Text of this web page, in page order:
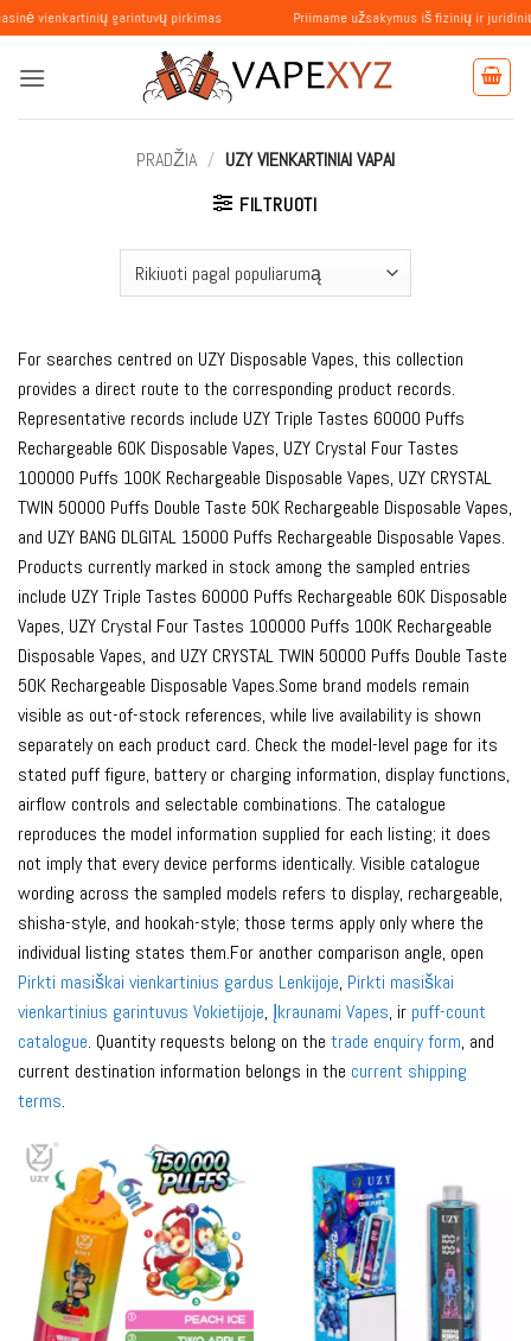
Skip
to
content
garintuvų pirkimas Priimame užsakymus iš fizinių ir juridinių
PRADŽIA / UZY VIENKARTINIAI VAPAI
FILTRUOTI
For searches centred on UZY Disposable Vapes, this collection
provides a direct route to the corresponding product records.
Representative records include UZY Triple Tastes 60000 Puffs
Rechargeable 60K Disposable Vapes, UZY Crystal Four Tastes
100000 Puffs 100K Rechargeable Disposable Vapes, UZY CRYSTAL
TWIN 50000 Puffs Double Taste 50K Rechargeable Disposable Vapes,
and UZY BANG DLGITAL 15000 Puffs Rechargeable Disposable Vapes.
Products currently marked in stock among the sampled entries
include UZY Triple Tastes 60000 Puffs Rechargeable 60K Disposable
Vapes, UZY Crystal Four Tastes 100000 Puffs 100K Rechargeable
Disposable Vapes, and UZY CRYSTAL TWIN 50000 Puffs Double Taste
50K Rechargeable Disposable Vapes.Some brand models remain
visible as out-of-stock references, while live availability is shown
separately on each product card. Check the model-level page for its
stated puff figure, battery or charging information, display functions,
airflow controls and selectable combinations. The catalogue
reproduces the model information supplied for each listing; it does
not imply that every device performs identically. Visible catalogue
wording across the sampled models refers to display, rechargeable,
shisha-style, and hookah-style; those terms apply only where the
individual listing states them.For another comparison angle, open
Pirkti masiškai vienkartinius gardus Lenkijoje, Pirkti masiškai
vienkartinius garintuvus Vokietijoje, Įkraunami Vapes, ir puff-count
catalogue. Quantity requests belong on the trade enquiry form, and
current destination information belongs in the current shipping
terms.